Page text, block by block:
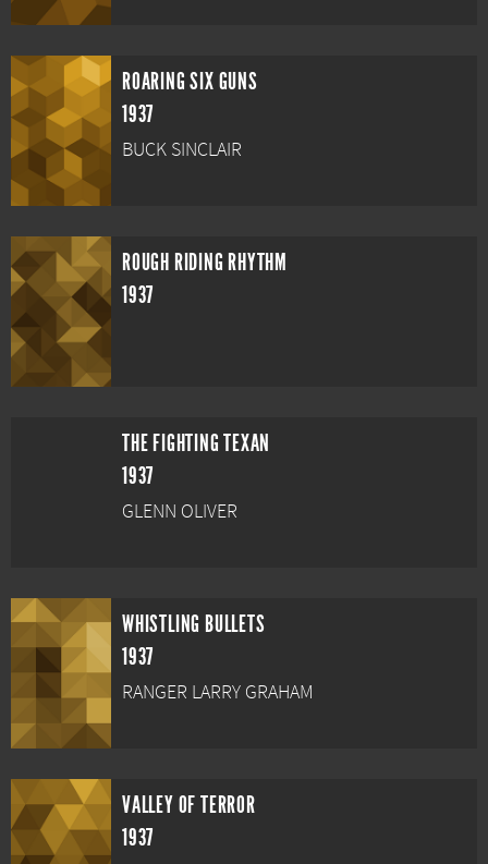
ROARING SIX GUNS
1937
BUCK SINCLAIR
ROUGH RIDING RHYTHM
1937
THE FIGHTING TEXAN
1937
GLENN OLIVER
WHISTLING BULLETS
1937
RANGER LARRY GRAHAM
VALLEY OF TERROR
1937